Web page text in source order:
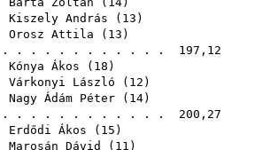
Kiszely András ( 13 )
Orosz Attila ( 13 )
. . . . . . . . . . . . 197,12
Kónya Ákos ( 18 )
Várkonyi László ( 12 )
Nagy Ádám Péter ( 14)
. . . . . . . . . . . . 200,27
Erdődi Ákos ( 15 )
Marosán Dávid
( 11 )